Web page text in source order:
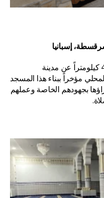
في بينا دي إيبرو، التي تبعد حوالي 40 كيلومتراً عن مدينة
مؤخراً ببناء هذا المسجد
بجهودهم الخاصة وعملهم